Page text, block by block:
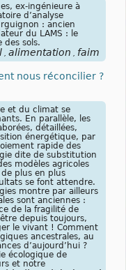
ex-ingénieure à
d’analyse
: ancien
du LAMS : le
des sols.
alimentation faim
nous réconcilier ?
et du climat se
En parallèle, les
détaillées,
énergétique, par
rapide des
dite de substitution
modèles agricoles
plus en plus
se font attendre.
montre par ailleurs
sont anciennes :
de la fragilité de
depuis toujours,
le vivant ! Comment
ancestrales, au
d’aujourd’hui ?
écologique de
et notre